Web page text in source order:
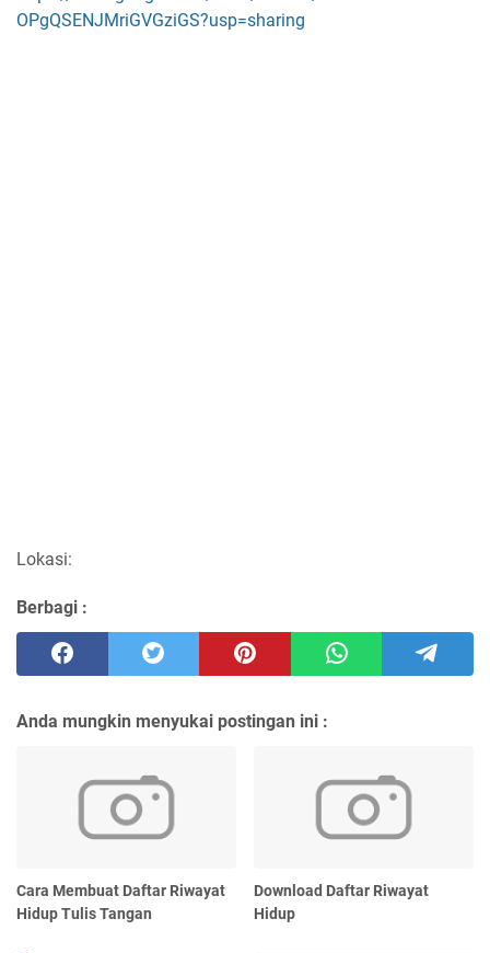
OPgQSENJMriGVGziGS?usp=sharing
Lokasi:
Berbagi :
Anda mungkin menyukai postingan ini :
Cara Membuat Daftar Riwayat
Hidup Tulis Tangan
Download Daftar Riwayat
Hidup